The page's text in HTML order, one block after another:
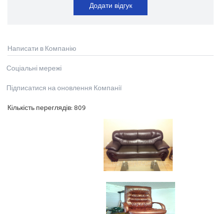
Додати відгук
Написати в Компанію
Соціальні мережі
Підписатися на оновлення Компанії
Кількість переглядів: 809